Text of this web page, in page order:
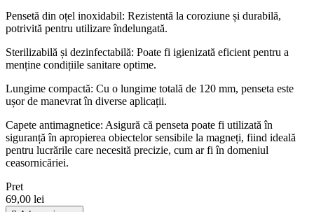
Pensetă din oțel inoxidabil: Rezistentă la coroziune și durabilă,
potrivită pentru utilizare îndelungată.
Sterilizabilă și dezinfectabilă: Poate fi igienizată eficient pentru a
menține condițiile sanitare optime.
Lungime compactă: Cu o lungime totală de 120 mm, penseta este
ușor de manevrat în diverse aplicații.
Capete antimagnetice: Asigură că penseta poate fi utilizată în
siguranță în apropierea obiectelor sensibile la magneți, fiind ideală
pentru lucrările care necesită precizie, cum ar fi în domeniul
ceasornicăriei.
Pret
69,00 lei